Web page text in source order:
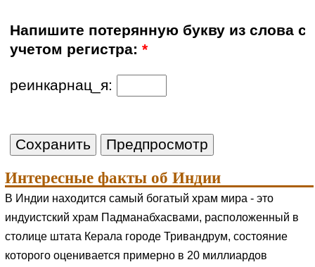
Напишите потерянную букву из слова с
учетом регистра:*
реинкарнац_я:
Интересные факты об Индии
В Индии находится самый богатый храм мира - это
индуистский храм Падманабхасвами, расположенный в
столице штата Керала городе Тривандрум, состояние
которого оценивается примерно в 20 миллиардов